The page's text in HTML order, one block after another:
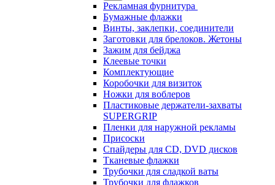
Рекламная фурнитура
Бумажные флажки
Винты, заклепки, соединители
Заготовки для брелоков. Жетоны
Зажим для бейджа
Клеевые точки
Комплектующие
Коробочки для визиток
Ножки для воблеров
Пластиковые держатели-захваты
SUPERGRIP
Пленки для наружной рекламы
Присоски
Спайдеры для CD, DVD дисков
Тканевые флажки
Трубочки для сладкой ваты
Трубочки для флажков